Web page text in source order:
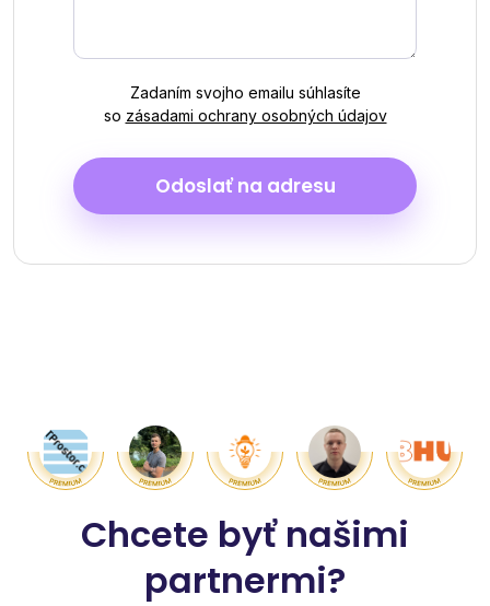
Zadaním svojho emailu súhlasíte
so zásadami ochrany osobných údajov
Odoslať na adresu
Chcete byť našimi
partnermi?